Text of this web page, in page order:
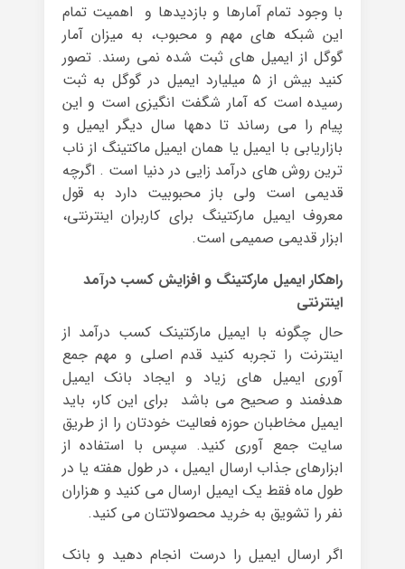
با وجود تمام آمارها و بازدیدها و اهمیت تمام
این شبکه های مهم و محبوب، به میزان آمار
گوگل از ایمیل های ثبت شده نمی رسند. تصور
کنید بیش از ۵ میلیارد ایمیل در گوگل به ثبت
رسیده است که آمار شگفت انگیزی است و این
پیام را می رساند تا دهها سال دیگر ایمیل و
بازاریابی با ایمیل یا همان ایمیل ماکتینگ از ناب
ترین روش های درآمد زایی در دنیا است . اگرچه
قدیمی است ولی باز محبوبیت دارد به قول
معروف ایمیل مارکتینگ برای کاربران اینترنتی،
ابزار قدیمی صمیمی است.
راهکار ایمیل مارکتینگ و افزایش کسب درآمد
اینترنتی
حال چگونه با ایمیل مارکتینک کسب درآمد از
اینترنت را تجربه کنید قدم اصلی و مهم جمع
آوری ایمیل های زیاد و ایجاد بانک ایمیل
هدفمند و صحیح می باشد برای این کار، باید
ایمیل مخاطبان حوزه فعالیت خودتان را از طریق
سایت جمع آوری کنید. سپس با استفاده از
ابزارهای جذاب ارسال ایمیل ، در طول هفته یا در
طول ماه فقط یک ایمیل ارسال می کنید و هزاران
نفر را تشویق به خرید محصولاتتان می کنید.
اگر ارسال ایمیل را درست انجام دهید و بانک